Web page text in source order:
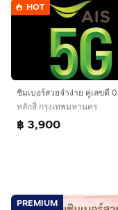
HOT
หลักสี่ กรุงเทพมหานคร
฿ 3,900
PREMIUM